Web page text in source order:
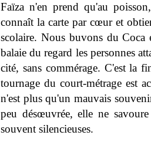
Faïza n'en prend qu'au
connaît la carte par cœur et
scolaire. Nous buvons du Coca
balaie du regard les personnes
cité, sans commérage. C'est la
tournage du court-métrage est
n'est plus qu'un mauvais
peu désœuvrée, elle ne
souvent silencieuses.